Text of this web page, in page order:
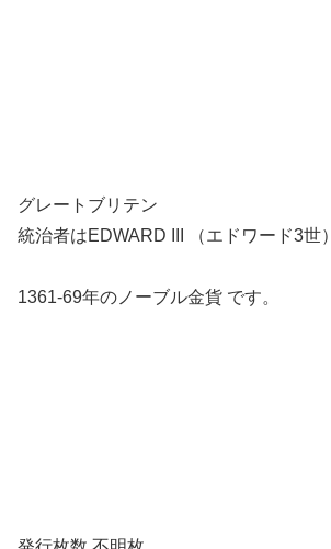
グレートブリテン
統治者はEDWARD III （エドワード3世）
1361-69年のノーブル金貨 です。